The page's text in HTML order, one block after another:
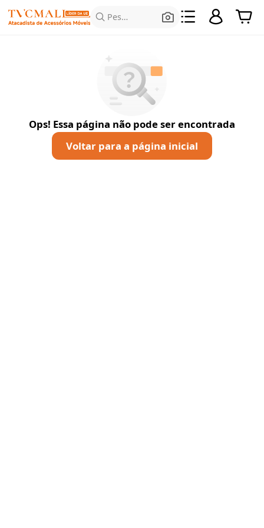
Pesquisar produtos
Ops! Essa página não pode ser encontrada
Voltar para a página inicial